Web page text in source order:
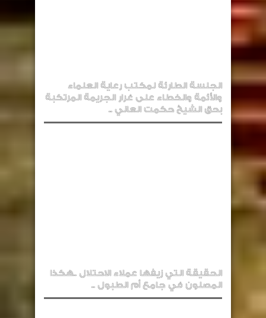
الجلسة الطارئة لمكتب رعاية العلماء
والأئمة والخطاء على غرار الجريمة المرتكبة
بحق الشيخ حكمت العاني ..
الحقيقة التي زيفها عملاء الاحتلال ..هكذا
المصلون في جامع أم الطبول ..